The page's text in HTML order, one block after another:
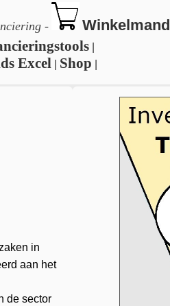
- Winkelmand
Excel Shop
in
aan het
de sector